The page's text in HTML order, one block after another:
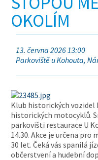
OKOLÍM
13. června 2026 13:00
Parkoviště u Kohouta,
Klub historických vozidel
historických motocyklů.
parkovišti restaurace U
14.30. Akce je určena
30 let. Čeká vás spanilá
občerstvení a hudební